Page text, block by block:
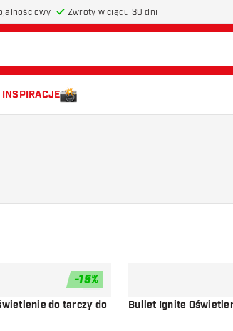
Zwroty w ciągu 30 dni
INSPIRACJE
-15%
do tarczy do
dodaj do listy życzeń
Bullet Ignite